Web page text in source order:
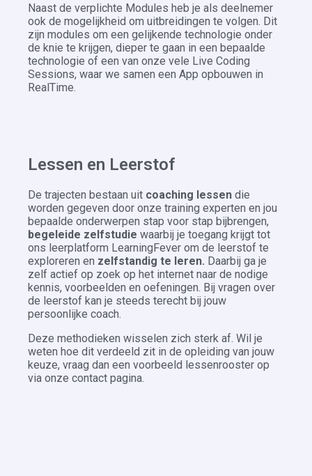
Naast de verplichte Modules heb je als deelnemer
ook de mogelijkheid om uitbreidingen te volgen. Dit
zijn modules om een gelijkende technologie onder
de knie te krijgen, dieper te gaan in een bepaalde
technologie of een van onze vele Live Coding
Sessions, waar we samen een App opbouwen in
RealTime.
Lessen en Leerstof
De trajecten bestaan uit coaching lessen die
worden gegeven door onze training experten en jou
bepaalde onderwerpen stap voor stap bijbrengen,
begeleide zelfstudie waarbij je toegang krijgt tot
ons leerplatform LearningFever om de leerstof te
exploreren en zelfstandig te leren. Daarbij ga je
zelf actief op zoek op het internet naar de nodige
kennis, voorbeelden en oefeningen. Bij vragen over
de leerstof kan je steeds terecht bij jouw
persoonlijke coach.
Deze methodieken wisselen zich sterk af. Wil je
weten hoe dit verdeeld zit in de opleiding van jouw
keuze, vraag dan een voorbeeld lessenrooster op
via onze contact pagina.